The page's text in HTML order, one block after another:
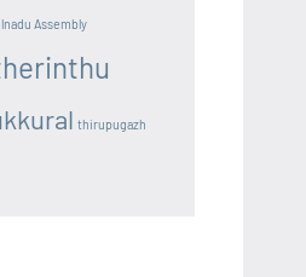
Assembly
thirupugazh